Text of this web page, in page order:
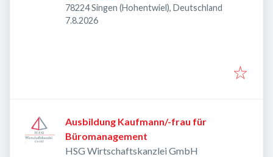
78224 Singen (Hohentwiel), Deutschland
Veröffentlicht
7.8.2026
Ausbildung Kaufmann/-frau für
Büromanagement
HSG Wirtschaftskanzlei GmbH